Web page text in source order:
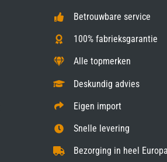
Betrouwbare service
100% fabrieksgarantie
Alle topmerken
Deskundig advies
Eigen import
Snelle levering
Bezorging in heel